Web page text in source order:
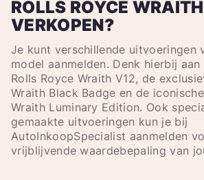
ROLLS ROYCE
VERKOPEN?
Je kunt verschillende uitvoeringen
model aanmelden. Denk hierbij
Rolls Royce Wraith V12, de
Wraith Black Badge en de
Wraith Luminary Edition. Ook
gemaakte uitvoeringen kun je bij
AutoInkoopSpecialist aanmelden
vrijblijvende waardebepaling van